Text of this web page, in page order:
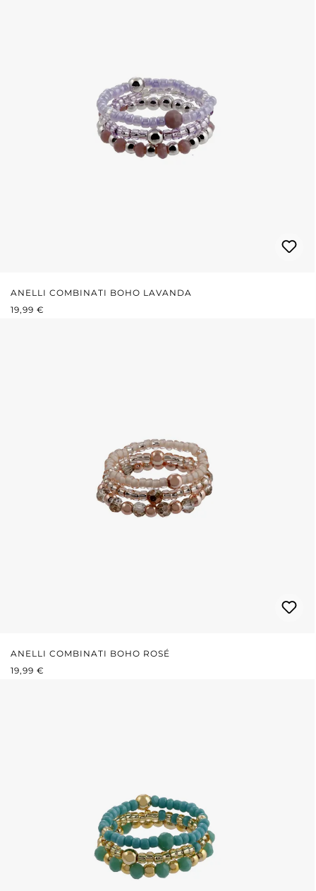
ANELLI COMBINATI BOHO LAVANDA
PREZZO NORMALE:
19,99 €
ANELLI COMBINATI BOHO ROSÉ
PREZZO NORMALE:
19,99 €